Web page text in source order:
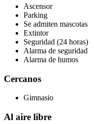
Ascensor
Parking
Se admiten mascotas
Extintor
Seguridad (24 horas)
Alarma de seguridad
Alarma de humos
Cercanos
Gimnasio
Al aire libre